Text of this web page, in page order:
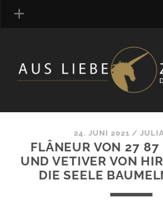
MANUFAKTUREN
KOMMENTARE
KATEGORIEN
24. JUNI 2021 /
FLÂNEUR VON 27 87
UND VETIVER VON
DIE SEELE